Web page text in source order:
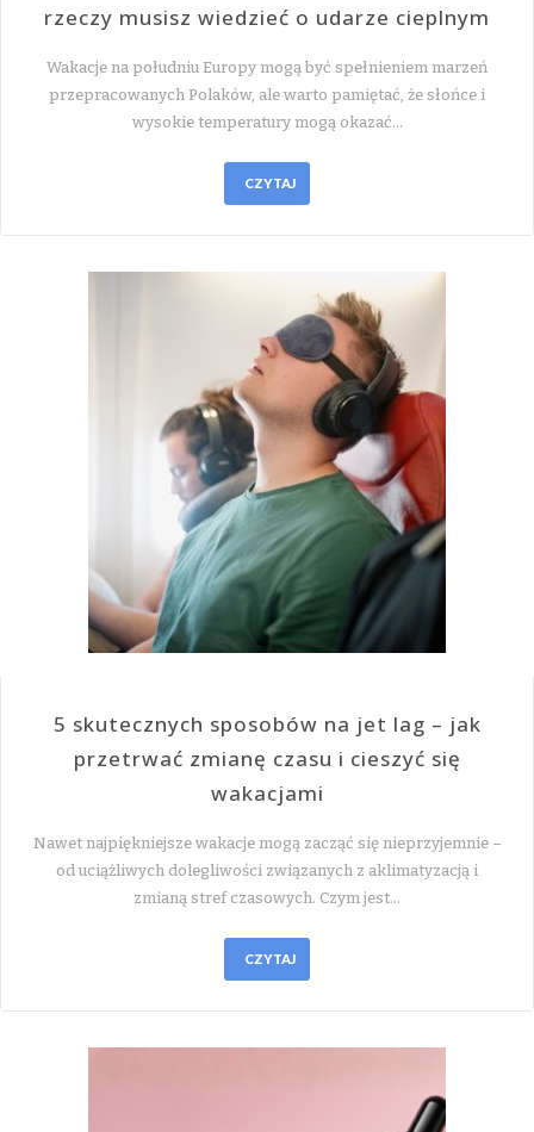
rzeczy musisz wiedzieć o udarze cieplnym
Wakacje na południu Europy mogą być spełnieniem marzeń
przepracowanych Polaków, ale warto pamiętać, że słońce i
wysokie temperatury mogą okazać…
CZYTAJ
5 skutecznych sposobów na jet lag – jak
przetrwać zmianę czasu i cieszyć się
wakacjami
Nawet najpiękniejsze wakacje mogą zacząć się nieprzyjemnie –
od uciążliwych dolegliwości związanych z aklimatyzacją i
zmianą stref czasowych. Czym jest…
CZYTAJ